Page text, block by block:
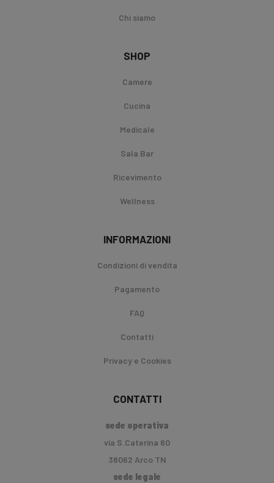
Chi siamo
SHOP
Camere
Cucina
Medicale
Sala Bar
Ricevimento
Wellness
INFORMAZIONI
Condizioni di vendita
Pagamento
FAQ
Contatti
Privacy e Cookies
CONTATTI
sede operativa
via S.Caterina 60
38062 Arco TN
sede legale